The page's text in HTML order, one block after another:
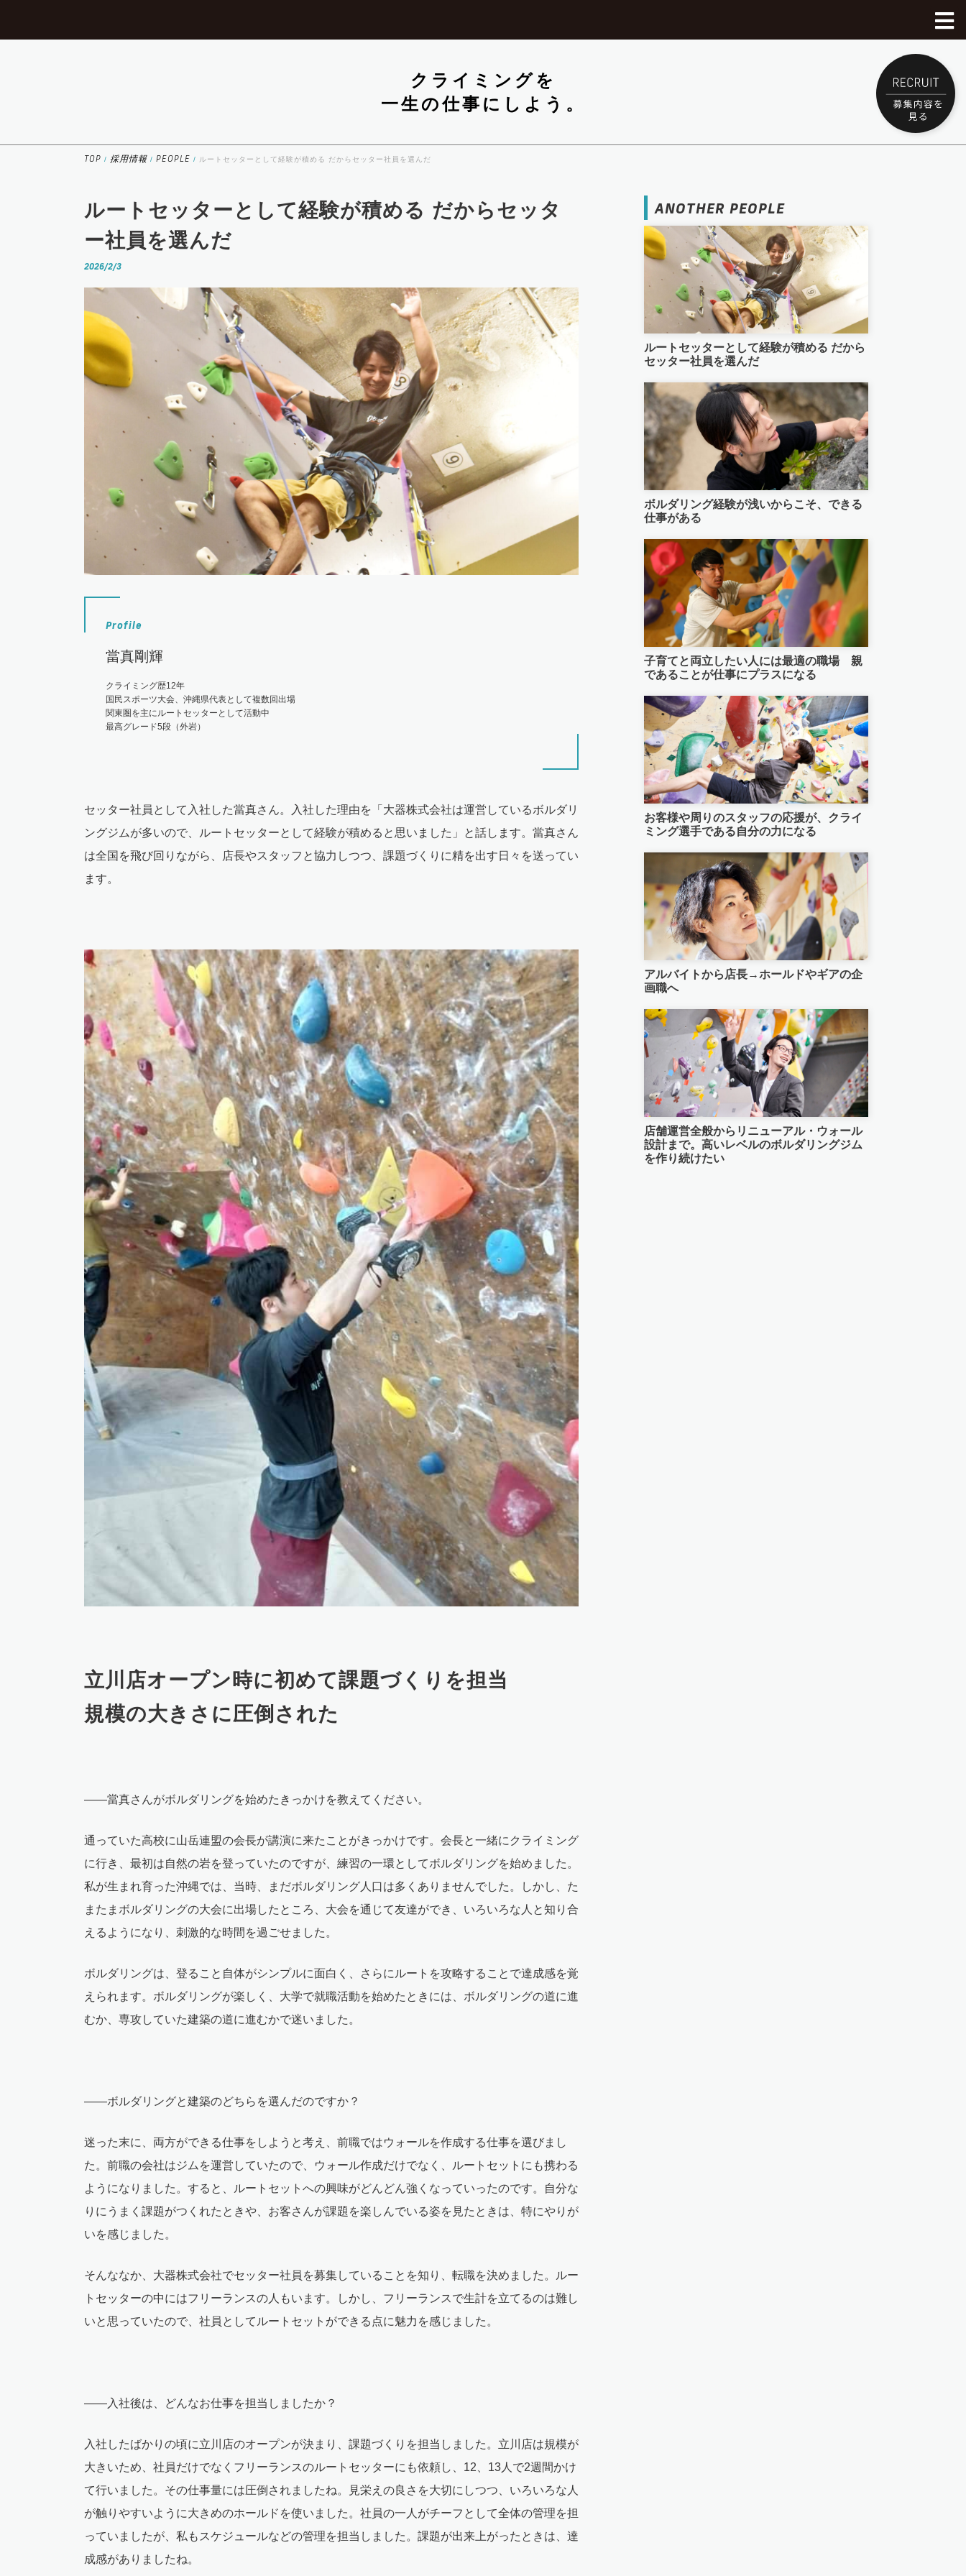
八王子OPA店Top
綱島店
施設のご紹介
初めてのボルダリング
（経験者向け）コンセプト
撮影・貸切利用・団体割
キッズスクール
料金、アクセス
施設のご紹介
初めてのボルダリング
キッズスクール
西八王子店Top
月パス・スクール購入
撮影・貸切利用・団体割
沖縄豊崎店
沖縄豊崎店Top
料金、アクセス
初めてのボルダリング
お子さまのご利用について
キッズスクール
本厚木店
本厚木店Top
初めてのボルダリング
撮影・貸切利用・団体割
キッズスクール
レディーススクール
なんば店
施設のご紹介
撮影・貸切利用・団体割
キッズスクール
長野諏訪店Top
仙台長町店
仙台長町店Top
立川店
立川店Top
春日部店
田町店Top
新小岩店
新小岩店Top
海浜幕張店
海浜幕張店Top
船橋店
船橋店Top
熊本小山店
熊本小山店Top
蘇我店
蘇我店Top
石垣店
石垣店Top
津田沼店
津田沼店Top
八千代店
八千代店Top
浅間町店
浅間町店Top
松井山手店
松井山手店Top
川崎店
撮影・貸切・団体利用のご案内
出店物件、共同出店パートナー募集
ボルダリングジム譲渡・運営引き継ぎ
のご案内
クライミングを
一生の仕事にしよう。
TOP 採用情報 PEOPLE ルートセッターとして経験が積める だからセッター社員を選んだ
ルートセッターとして経験が積める だからセッタ
ー社員を選んだ
2026/2/3
Profile
當真剛輝
クライミング歴12年
国民スポーツ大会、沖縄県代表として複数回出場
関東圏を主にルートセッターとして活動中
最高グレード5段（外岩）
セッター社員として入社した當真さん。入社した理由を「大器株式会社は運営しているボルダリ
ングジムが多いので、ルートセッターとして経験が積めると思いました」と話します。當真さん
は全国を飛び回りながら、店長やスタッフと協力しつつ、課題づくりに精を出す日々を送ってい
ます。
立川店オープン時に初めて課題づくりを担当
規模の大きさに圧倒された
――當真さんがボルダリングを始めたきっかけを教えてください。
通っていた高校に山岳連盟の会長が講演に来たことがきっかけです。会長と一緒にクライミング
に行き、最初は自然の岩を登っていたのですが、練習の一環としてボルダリングを始めました。
私が生まれ育った沖縄では、当時、まだボルダリング人口は多くありませんでした。しかし、た
またまボルダリングの大会に出場したところ、大会を通じて友達ができ、いろいろな人と知り合
えるようになり、刺激的な時間を過ごせました。
ボルダリングは、登ること自体がシンプルに面白く、さらにルートを攻略することで達成感を覚
えられます。ボルダリングが楽しく、大学で就職活動を始めたときには、ボルダリングの道に進
むか、専攻していた建築の道に進むかで迷いました。
――ボルダリングと建築のどちらを選んだのですか？
迷った末に、両方ができる仕事をしようと考え、前職ではウォールを作成する仕事を選びまし
た。前職の会社はジムを運営していたので、ウォール作成だけでなく、ルートセットにも携わる
ようになりました。すると、ルートセットへの興味がどんどん強くなっていったのです。自分な
りにうまく課題がつくれたときや、お客さんが課題を楽しんでいる姿を見たときは、特にやりが
いを感じました。
そんななか、大器株式会社でセッター社員を募集していることを知り、転職を決めました。ルー
トセッターの中にはフリーランスの人もいます。しかし、フリーランスで生計を立てるのは難し
いと思っていたので、社員としてルートセットができる点に魅力を感じました。
――入社後は、どんなお仕事を担当しましたか？
入社したばかりの頃に立川店のオープンが決まり、課題づくりを担当しました。立川店は規模が
大きいため、社員だけでなくフリーランスのルートセッターにも依頼し、12、13人で2週間かけ
て行いました。その仕事量には圧倒されましたね。見栄えの良さを大切にしつつ、いろいろな人
が触りやすいように大きめのホールドを使いました。社員の一人がチーフとして全体の管理を担
っていましたが、私もスケジュールなどの管理を担当しました。課題が出来上がったときは、達
成感がありましたね。
ANOTHER PEOPLE
ルートセッターとして経験が積める だから
セッター社員を選んだ
ボルダリング経験が浅いからこそ、できる
仕事がある
子育てと両立したい人には最適の職場 親
であることが仕事にプラスになる
お客様や周りのスタッフの応援が、クライ
ミング選手である自分の力になる
アルバイトから店長→ホールドやギアの企
画職へ
店舗運営全般からリニューアル・ウォール
設計まで。高いレベルのボルダリングジム
を作り続けたい